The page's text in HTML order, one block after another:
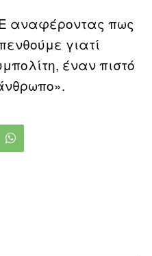
αναφέροντας πως
γιατί
έναν πιστό